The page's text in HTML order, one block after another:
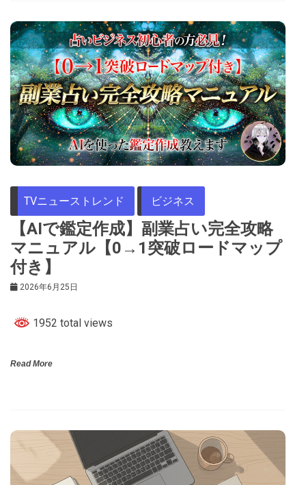
TVニューストレンド ビジネス
【AIで鑑定作成】副業占い完全攻略
マニュアル【0→1突破ロードマップ
付き】
2026年6月25日
1952 total views
Read More